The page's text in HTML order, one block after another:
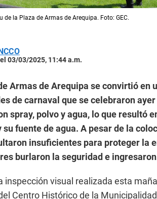
de la Plaza de Armas de Arequipa. Foto: GEC.
03/03/2025, 11:44 a.m.
Armas de Arequipa se convirtió en
de carnaval que se celebraron
spray, polvo y agua, lo que resultó
su fuente de agua. A pesar de la
insuficientes para proteger la
burlaron la seguridad e
inspección visual realizada esta
Centro Histórico de la